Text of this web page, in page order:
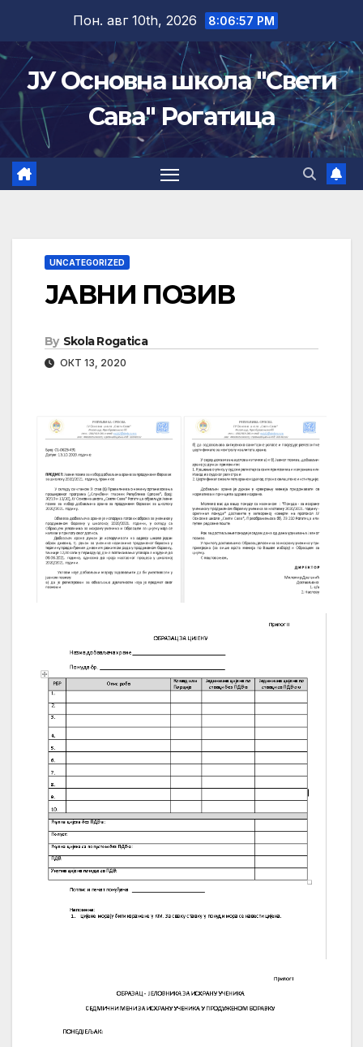
content
Пон. авг 10th, 2026 8:06:57 PM
ЈУ Основна школа "Свети
Сава" Рогатица
UNCATEGORIZED
ЈАВНИ ПОЗИВ
By Skola Rogatica
ОКТ 13, 2020